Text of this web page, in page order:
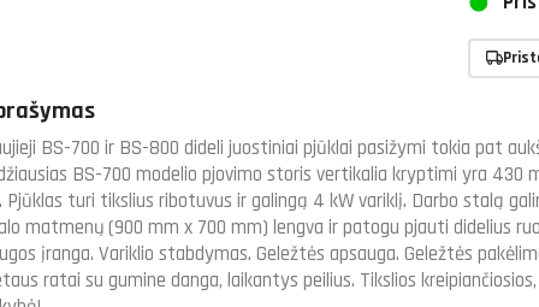
BS-700 ir BS-800 dideli juostiniai pjūklai pasižymi tokia pat
BS-700 modelio pjovimo storis vertikalia kryptimi yra 430
Pjūklas turi tikslius ribotuvus ir galingą 4 kW variklį. Darbo stalą
matmenų (900 mm x 700 mm) lengva ir patogu pjauti didelius
įranga. Variklio stabdymas. Geležtės apsauga. Geležtės
ratai su gumine danga, laikantys peilius. Tikslios